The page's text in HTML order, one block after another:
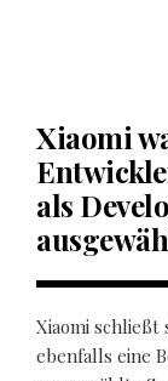
Xiaomi
als
Xiaomi schließt
ebenfalls eine